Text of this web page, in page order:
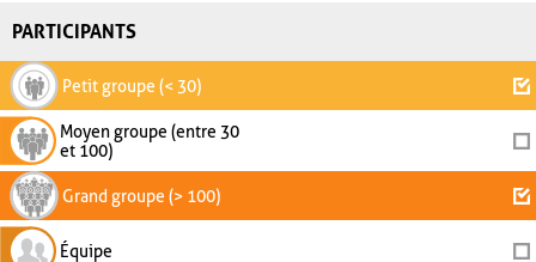
PARTICIPANTS
Petit groupe (< 30)
Moyen groupe (entre 30
et 100)
Grand groupe (> 100)
Équipe